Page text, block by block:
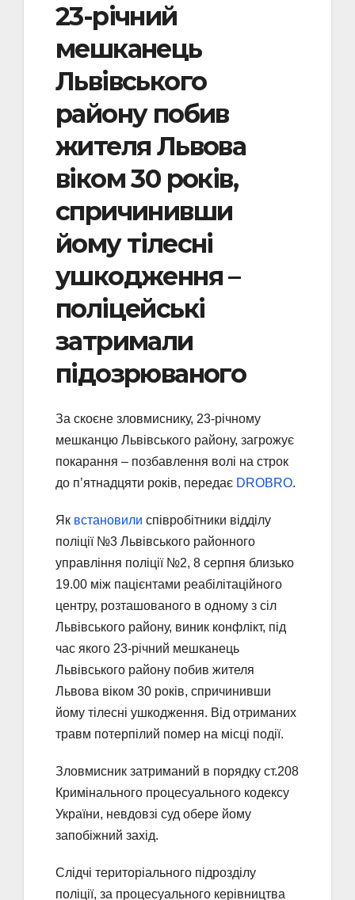
23-річний
мешканець
Львівського
району побив
жителя Львова
віком 30 років,
спричинивши
йому тілесні
ушкодження –
поліцейські
затримали
підозрюваного
За скоєне зловмиснику, 23-річному
мешканцю Львівського району, загрожує
покарання – позбавлення волі на строк
до п’ятнадцяти років, передає DROBRO.
Як встановили співробітники відділу
поліції №3 Львівського районного
управління поліції №2, 8 серпня близько
19.00 між пацієнтами реабілітаційного
центру, розташованого в одному з сіл
Львівського району, виник конфлікт, під
час якого 23-річний мешканець
Львівського району побив жителя
Львова віком 30 років, спричинивши
йому тілесні ушкодження. Від отриманих
травм потерпілий помер на місці події.
Зловмисник затриманий в порядку ст.208
Кримінального процесуального кодексу
України, невдовзі суд обере йому
запобіжний захід.
Слідчі територіального підрозділу
поліції, за процесуального керівництва